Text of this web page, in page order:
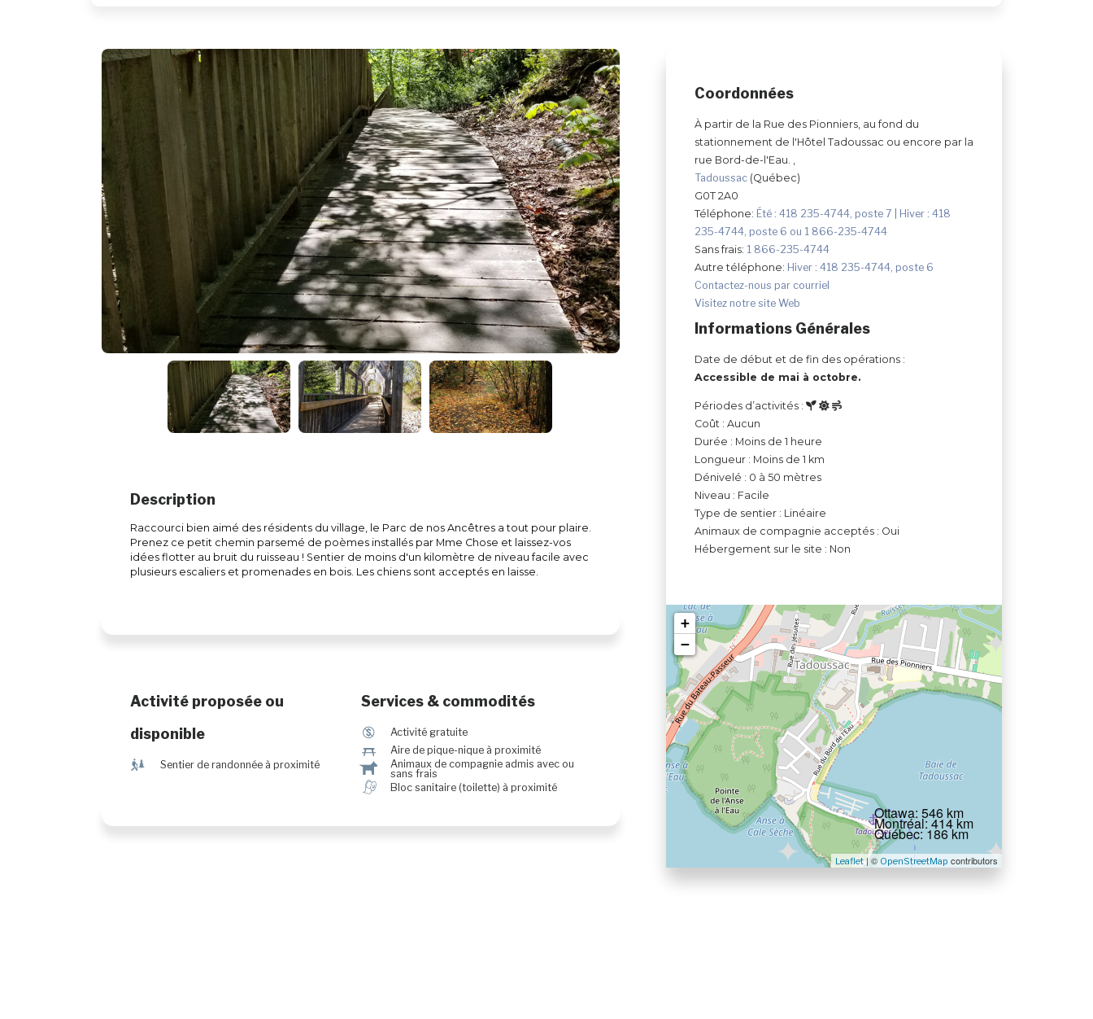
Coordonnées
À partir de la Rue des Pionniers, au fond du
stationnement de l'Hôtel Tadoussac ou encore par la
rue Bord-de-l'Eau. ,
Tadoussac (Québec)
G0T 2A0
Téléphone: Été : 418 235-4744, poste 7 | Hiver : 418
235-4744, poste 6 ou 1 866-235-4744
Sans frais: 1 866-235-4744
Autre téléphone: Hiver : 418 235-4744, poste 6
Contactez-nous par courriel
Visitez notre site Web
Informations Générales
Date de début et de fin des opérations :
Accessible de mai à octobre.
Périodes d’activités :
Coût : Aucun
Durée : Moins de 1 heure
Longueur : Moins de 1 km
Dénivelé : 0 à 50 mètres
Niveau : Facile
Type de sentier : Linéaire
Animaux de compagnie acceptés : Oui
Hébergement sur le site : Non
+
−
Leaflet | © OpenStreetMap contributors
Ottawa: 546 km
Montréal: 414 km
Québec: 186 km
Description
Raccourci bien aimé des résidents du village, le Parc de nos Ancêtres a tout pour plaire.
Prenez ce petit chemin parsemé de poèmes installés par Mme Chose et laissez-vos
idées flotter au bruit du ruisseau ! Sentier de moins d'un kilomètre de niveau facile avec
plusieurs escaliers et promenades en bois. Les chiens sont acceptés en laisse.
Activité proposée ou
disponible
& Sentier de randonnée à proximité
Services & commodités
$ Activité gratuite
h Aire de pique-nique à proximité
Â
Animaux de compagnie admis avec ou
sans frais
h Bloc sanitaire (toilette) à proximité